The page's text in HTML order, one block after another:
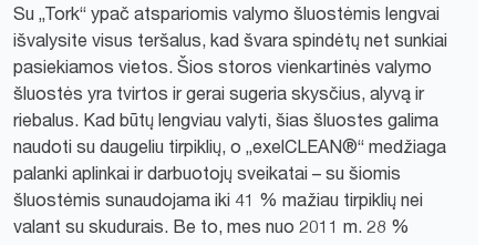
Su „Tork“ ypač atspariomis valymo šluostėmis lengvai
išvalysite visus teršalus, kad švara spindėtų net sunkiai
pasiekiamos vietos. Šios storos vienkartinės valymo
šluostės yra tvirtos ir gerai sugeria skysčius, alyvą ir
riebalus. Kad būtų lengviau valyti, šias šluostes galima
naudoti su daugeliu tirpiklių, o „exelCLEAN®“ medžiaga
palanki aplinkai ir darbuotojų sveikatai – su šiomis
šluostėmis sunaudojama iki 41 % mažiau tirpiklių nei
valant su skudurais. Be to, mes nuo 2011 m. 28 %